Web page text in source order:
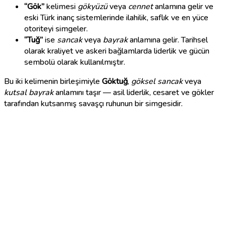
“Gök”kelimesi gökyüzüveya cennetanlamına gelir ve
eski Türk inanç sistemlerinde ilahilik, saflık ve en yüce
otoriteyi simgeler.
“Tuğ”ise sancakveya bayrakanlamına gelir. Tarihsel
olarak kraliyet ve askeri bağlamlarda liderlik ve gücün
sembolü olarak kullanılmıştır.
Bu iki kelimenin birleşimiyle Göktuğ, göksel sancakveya
kutsal bayrakanlamını taşır — asil liderlik, cesaret ve gökler
tarafından kutsanmış savaşçı ruhunun bir simgesidir.